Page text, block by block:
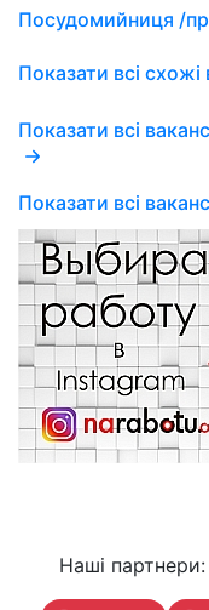
Посудомийниця /
Показати всі схожі
Показати всі
Показати всі
Наші партнери: